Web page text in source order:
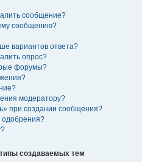
сообщение?
сообщению?
вариантов ответа?
опрос?
форумы?
модератору?
при создании сообщения?
одобрения?
создаваемых тем